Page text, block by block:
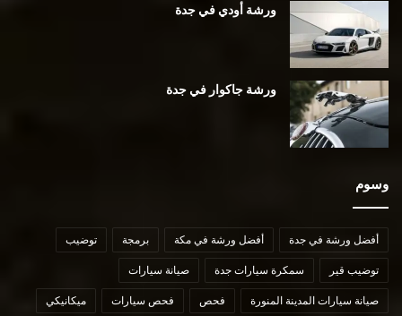
ورشة أودي في جدة
ورشة جاكوار في جدة
وسوم
أفضل ورشة في جدة أفضل ورشة في مكة برمجة توضيب
توضيب قير سمكرة سيارات جدة صيانة سيارات
صيانة سيارات المدينة المنورة فحص فحص سيارات ميكانيكي